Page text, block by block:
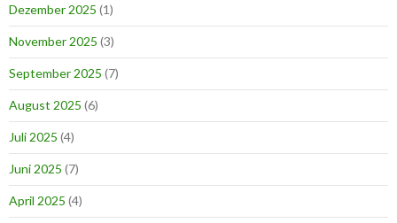
Dezember 2025 (1)
November 2025 (3)
September 2025 (7)
August 2025 (6)
Juli 2025 (4)
Juni 2025 (7)
April 2025 (4)